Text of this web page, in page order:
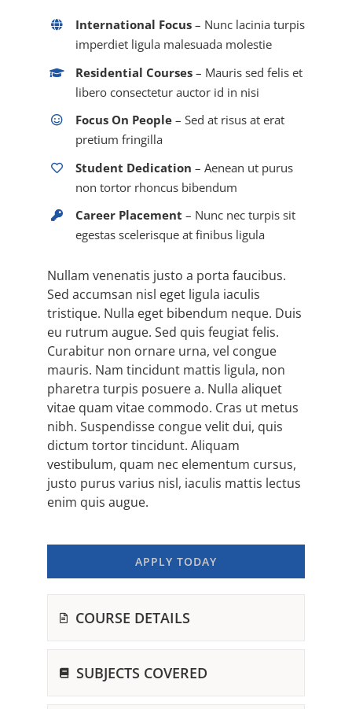
International Focus – Nunc lacinia turpis
imperdiet ligula malesuada molestie
Residential Courses – Mauris sed felis et
libero consectetur auctor id in nisi
Focus On People – Sed at risus at erat
pretium fringilla
Student Dedication – Aenean ut purus
non tortor rhoncus bibendum
Career Placement – Nunc nec turpis sit
egestas scelerisque at finibus ligula
Nullam venenatis justo a porta faucibus.
Sed accumsan nisl eget ligula iaculis
tristique. Nulla eget bibendum neque. Duis
eu rutrum augue. Sed quis feugiat felis.
Curabitur non ornare urna, vel congue
mauris. Nam tincidunt mattis ligula, non
pharetra turpis posuere a. Nulla aliquet
vitae quam vitae commodo. Cras ut metus
nibh. Suspendisse congue velit dui, quis
dictum tortor tincidunt. Aliquam
vestibulum, quam nec elementum cursus,
justo purus varius nisl, iaculis mattis lectus
enim quis augue.
APPLY TODAY
COURSE DETAILS
SUBJECTS COVERED